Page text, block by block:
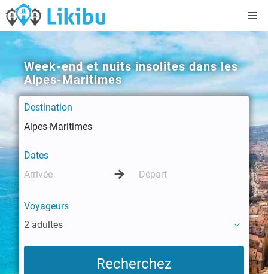
Week-end et nuits insolites dans les
Alpes-Maritimes
Destination
Dates
Voyageurs
2 adultes